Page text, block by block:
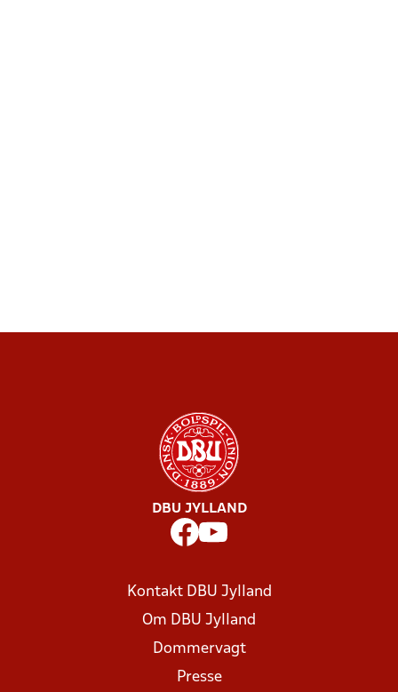
DBU JYLLAND
Kontakt DBU Jylland
Om DBU Jylland
Dommervagt
Presse